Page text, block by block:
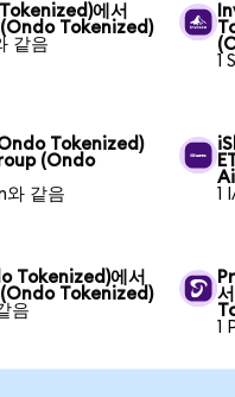
에서
Tokenized)
같음
1
Tokenized)
(Ondo
와 같음
1
Tokenized)에서
Tokenized)
음
1